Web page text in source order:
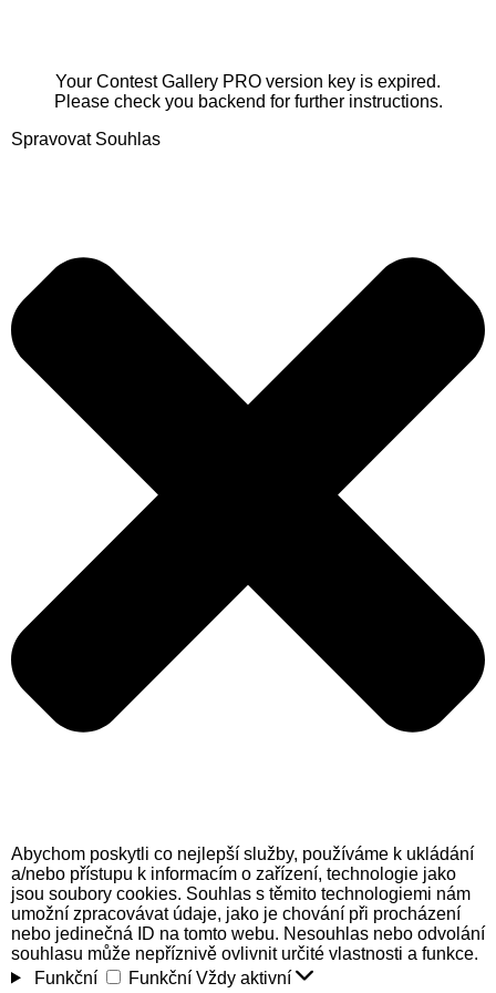
Your Contest Gallery PRO version key is expired.
Please check you backend for further instructions.
Spravovat Souhlas
Abychom poskytli co nejlepší služby, používáme k ukládání
a/nebo přístupu k informacím o zařízení, technologie jako
jsou soubory cookies. Souhlas s těmito technologiemi nám
umožní zpracovávat údaje, jako je chování při procházení
nebo jedinečná ID na tomto webu. Nesouhlas nebo odvolání
souhlasu může nepříznivě ovlivnit určité vlastnosti a funkce.
Funkční
Funkční Vždy aktivní